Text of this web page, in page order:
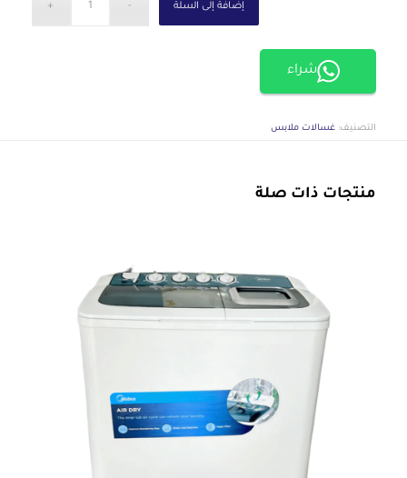
إضافة إلى السلة
شراء
التصنيف: غسالات ملابس
منتجات ذات صلة